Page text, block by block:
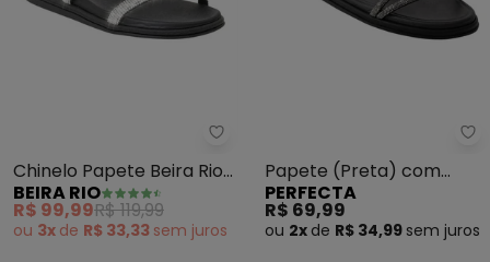
Beira Rio - Chinelo Papete
Chinelo Papete Beira Rio
(Preto) em Sintético
BEIRA RIO
R$ 99,99R$ 119,99
ou 3x de R$ 33,33 sem juros
Papete (Preta) com
Detalhe de Strass
PERFECTA
R$ 69,99
ou 2x de R$ 34,99 sem juros